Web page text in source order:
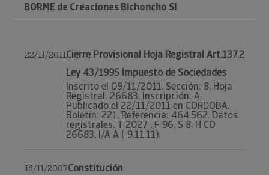
BORME de Creaciones Bichoncho Sl
22/11/2011Cierre Provisional Hoja Registral Art.137.2
Ley 43/1995 Impuesto de Sociedades
Inscrito el 09/11/2011. Sección: 8, Hoja
Registral: 26683, Inscripción: A.
Publicado el 22/11/2011 en CORDOBA.
Boletín: 221, Referencia: 464.562. Datos
registrales. T 2027 , F 96, S 8, H CO
26683, I/A A ( 9.11.11).
16/11/2007Constitución